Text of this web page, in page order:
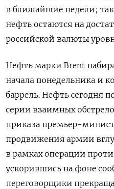
в ближайшие недели;
нефть остаются ⁠на
российской валюты
Нефть марки Brent
начала понедельника и
баррель. Нефть сегодня
серии взаимных
приказа премьер-
продвижения армии
в ‌рамках операции
ускорившись на фоне
переговорщики